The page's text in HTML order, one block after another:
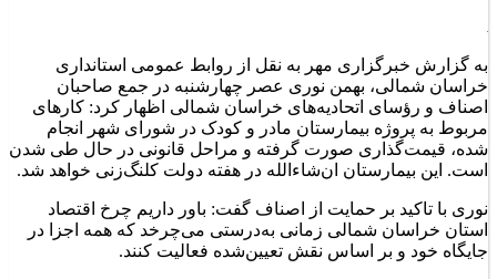
به گزارش خبرگزاری مهر به نقل از روابط عمومی استانداری
خراسان شمالی، بهمن نوری عصر چهارشنبه در جمع صاحبان
اصناف و رؤسای اتحادیه‌های خراسان شمالی اظهار کرد: کارهای
مربوط به پروژه بیمارستان مادر و کودک در شورای شهر انجام
شده، قیمت‌گذاری صورت گرفته و مراحل قانونی در حال طی شدن
است. این بیمارستان ان‌شاءالله در هفته دولت کلنگ‌زنی خواهد شد.
نوری با تاکید بر حمایت از اصناف گفت: باور داریم چرخ اقتصاد
استان خراسان شمالی زمانی به‌درستی می‌چرخد که همه اجزا در
جایگاه خود و بر اساس نقش تعیین‌شده فعالیت کنند.